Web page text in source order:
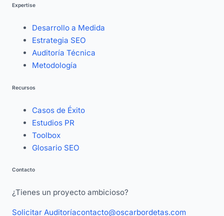
Expertise
Desarrollo a Medida
Estrategia SEO
Auditoría Técnica
Metodología
Recursos
Casos de Éxito
Estudios PR
Toolbox
Glosario SEO
Contacto
¿Tienes un proyecto ambicioso?
Solicitar Auditoríacontacto@oscarbordetas.com